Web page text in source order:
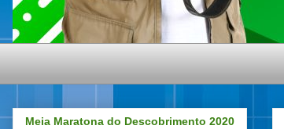
Meia Maratona do Descobrimento 2020